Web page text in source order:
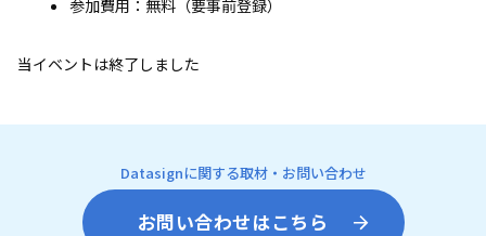
参加費用：無料（要事前登録）
当イベントは終了しました
Datasignに関する取材・お問い合わせ
お問い合わせはこちら